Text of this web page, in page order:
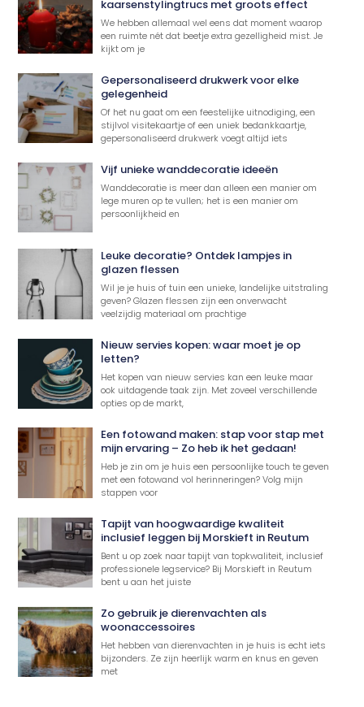
kaarsenstylingtrucs met groots effect
We hebben allemaal wel eens dat moment waarop
een ruimte nét dat beetje extra gezelligheid mist. Je
kijkt om je
Gepersonaliseerd drukwerk voor elke
gelegenheid
Of het nu gaat om een feestelijke uitnodiging, een
stijlvol visitekaartje of een uniek bedankkaartje,
gepersonaliseerd drukwerk voegt altijd iets
Vijf unieke wanddecoratie ideeën
Wanddecoratie is meer dan alleen een manier om
lege muren op te vullen; het is een manier om
persoonlijkheid en
Leuke decoratie? Ontdek lampjes in
glazen flessen
Wil je je huis of tuin een unieke, landelijke uitstraling
geven? Glazen flessen zijn een onverwacht
veelzijdig materiaal om prachtige
Nieuw servies kopen: waar moet je op
letten?
Het kopen van nieuw servies kan een leuke maar
ook uitdagende taak zijn. Met zoveel verschillende
opties op de markt,
Een fotowand maken: stap voor stap met
mijn ervaring – Zo heb ik het gedaan!
Heb je zin om je huis een persoonlijke touch te geven
met een fotowand vol herinneringen? Volg mijn
stappen voor
Tapijt van hoogwaardige kwaliteit
inclusief leggen bij Morskieft in Reutum
Bent u op zoek naar tapijt van topkwaliteit, inclusief
professionele legservice? Bij Morskieft in Reutum
bent u aan het juiste
Zo gebruik je dierenvachten als
woonaccessoires
Het hebben van dierenvachten in je huis is echt iets
bijzonders. Ze zijn heerlijk warm en knus en geven
met